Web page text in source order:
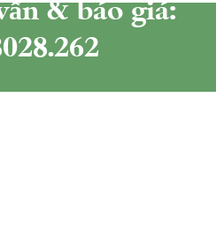
& báo giá: